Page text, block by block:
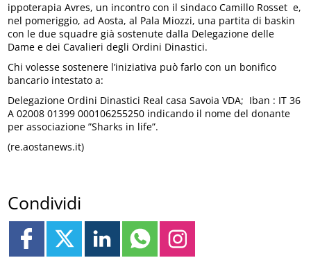
ippoterapia Avres, un incontro con il sindaco Camillo Rosset e,
nel pomeriggio, ad Aosta, al Pala Miozzi, una partita di baskin
con le due squadre già sostenute dalla Delegazione delle
Dame e dei Cavalieri degli Ordini Dinastici.
Chi volesse sostenere l’iniziativa può farlo con un bonifico
bancario intestato a:
Delegazione Ordini Dinastici Real casa Savoia VDA; Iban : IT 36
A 02008 01399 000106255250 indicando il nome del donante
per associazione ”Sharks in life”.
(re.aostanews.it)
Condividi